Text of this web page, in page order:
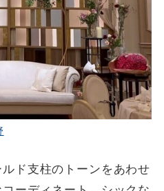
ド支柱のトーンをあわせ